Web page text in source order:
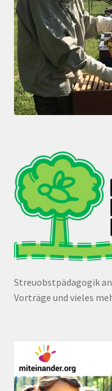
Streuobstpädagogik
Vorträge und vieles